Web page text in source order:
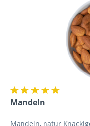
Mandeln
Mandeln, natur